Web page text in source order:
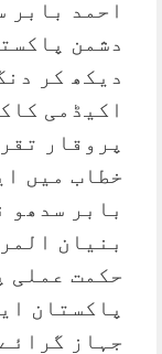
احمد بابر
دشمن
دیکھ کر
اکیڈمی
پروقار
خطاب میں
بابر سدھو
بنیان
حکمت عملی
پاکستان
جہاز